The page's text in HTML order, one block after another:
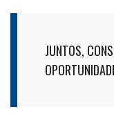
JUNTOS,